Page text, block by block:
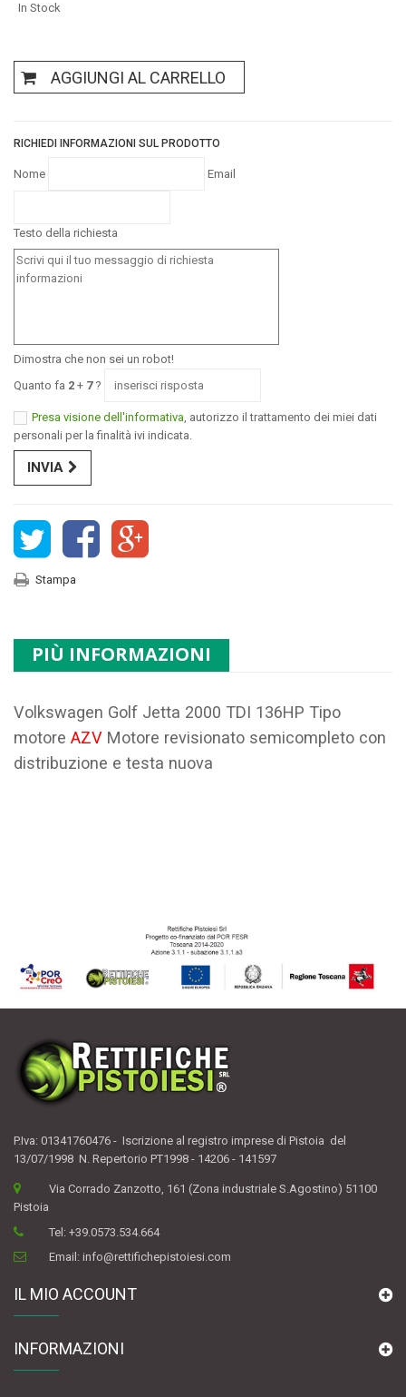
In Stock
AGGIUNGI AL CARRELLO
RICHIEDI INFORMAZIONI SUL PRODOTTO
Nome Email
Testo della richiesta
Dimostra che non sei un robot!
Quanto fa 2 + 7?
Presa visione dell'informativa , autorizzo il trattamento dei miei dati
personali per la finalità ivi indicata.
INVIA
Stampa
PIÙ INFORMAZIONI
Volkswagen Golf Jetta 2000 TDI 136HP Tipo
motore AZV Motore revisionato semicompleto con
distribuzione e testa nuova
P.Iva: 01341760476 - Iscrizione al registro imprese di Pistoia del
13/07/1998 N. Repertorio PT1998 - 14206 - 141597
Via Corrado Zanzotto, 161 (Zona industriale S.Agostino) 51100
Pistoia
Tel:+39.0573.534.664
Email:info@rettifichepistoiesi.com
IL MIO ACCOUNT
INFORMAZIONI